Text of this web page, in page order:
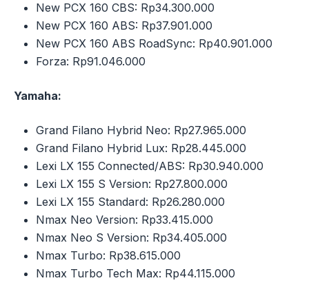
New PCX 160 CBS: Rp34.300.000
New PCX 160 ABS: Rp37.901.000
New PCX 160 ABS RoadSync: Rp40.901.000
Forza: Rp91.046.000
Yamaha:
Grand Filano Hybrid Neo: Rp27.965.000
Grand Filano Hybrid Lux: Rp28.445.000
Lexi LX 155 Connected/ABS: Rp30.940.000
Lexi LX 155 S Version: Rp27.800.000
Lexi LX 155 Standard: Rp26.280.000
Nmax Neo Version: Rp33.415.000
Nmax Neo S Version: Rp34.405.000
Nmax Turbo: Rp38.615.000
Nmax Turbo Tech Max: Rp44.115.000